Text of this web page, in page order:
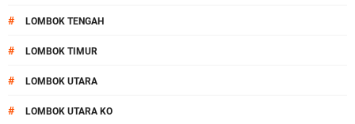
# LOMBOK TENGAH
# LOMBOK TIMUR
# LOMBOK UTARA
# LOMBOK UTARA KO